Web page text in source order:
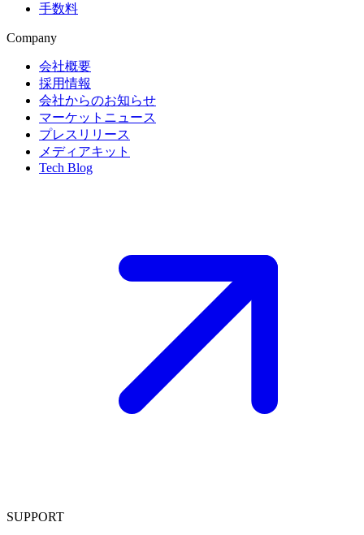
手数料
Company
会社概要
採用情報
会社からのお知らせ
マーケットニュース
プレスリリース
メディアキット
Tech Blog
SUPPORT